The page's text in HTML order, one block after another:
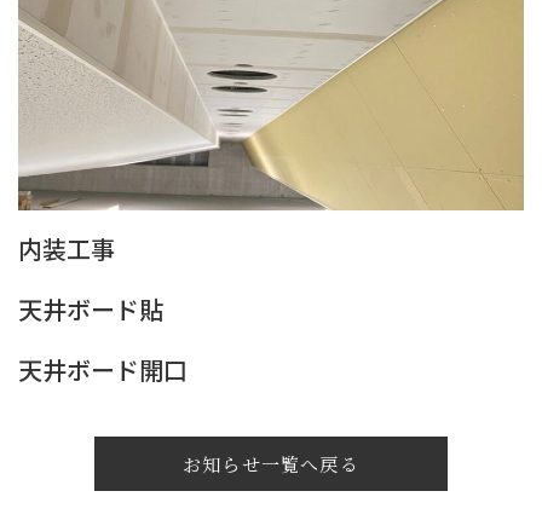
内装工事
天井ボード貼
天井ボード開口
お知らせ一覧へ戻る